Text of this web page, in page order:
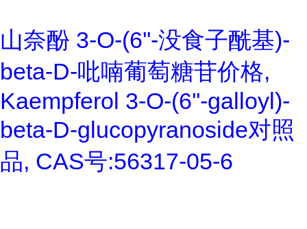
山奈酚 3-O-(6''-没食子酰基)-
beta-D-吡喃葡萄糖苷价格,
Kaempferol 3-O-(6''-galloyl)-
beta-D-glucopyranoside对照
品, CAS号:56317-05-6